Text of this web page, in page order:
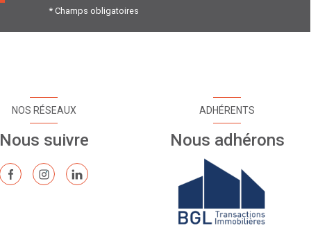
* Champs obligatoires
NOS RÉSEAUX
Nous suivre
ADHÉRENTS
Nous adhérons